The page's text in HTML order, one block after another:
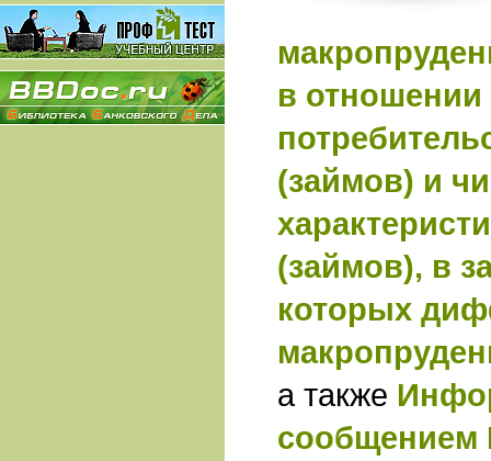
в
(займов) и
(займов), в
которых
а также
сообщением